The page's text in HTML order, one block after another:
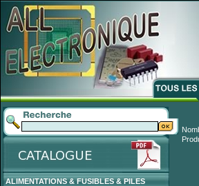
ALIMENTATIONS & FUSIBLES & PILES